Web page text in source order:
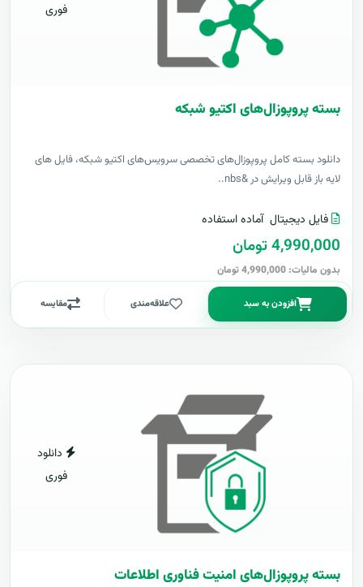
فوری
بسته پروپوزال‌های اکتیو شبکه
دانلود بسته کامل پروپوزال‌های تخصصی سرویس‌های اکتیو شبکه، فایل های
لایه باز قابل ویرایش در &nbs..
فایل دیجیتال آماده استفاده
4,990,000 تومان
بدون مالیات: 4,990,000 تومان
افزودن به سبد علاقه‌مندی مقایسه
دانلود
فوری
بسته پروپوزال‌های امنیت فناوری اطلاعات